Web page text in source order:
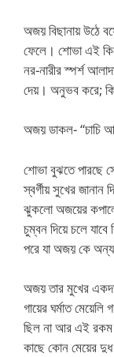
অজয় বিছানায় উঠে
ফেলে। শোভা এই
নর-নারীর স্পর্শ
দেয়। অনুভব করে; কি
অজয় ডাকল- “চাচি
শোভা বুঝতে পারছে
স্বর্গীয় সুখের
ঝুকলো অজয়ের কপালে
চুম্বন দিয়ে চলে
পরে যা অজয় কে
অজয় তার মুখের
গায়ের ঘর্মাত
ছিল না আর এই রকম
কাছে কোন মেয়ের